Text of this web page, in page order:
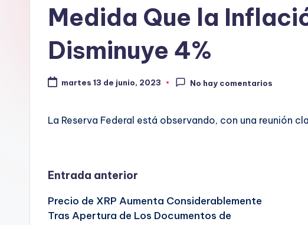
Medida Que la
Disminuye 4%
martes 13 de junio, 2023 No hay comentarios
La Reserva Federal está observando, con una reunión
Navegación
de
Entrada anterior
Precio de XRP Aumenta Considerablemente
Tras Apertura de Los Documentos de